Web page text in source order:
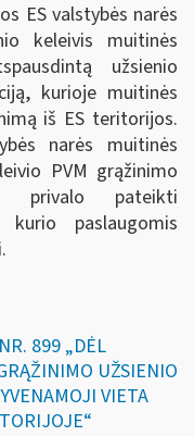
ES valstybės narės
keleivis muitinės
užsienio
kurioje muitinės
iš ES teritorijos.
narės muitinės
PVM grąžinimo
privalo pateikti
paslaugomis
899 „DĖL
UŽSIENIO
VIETA